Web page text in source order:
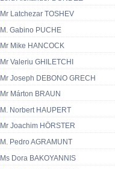
Mr Latchezar TOSHEV
M. Gabino PUCHE
Mr Mike HANCOCK
Mr Valeriu GHILETCHI
Mr Joseph DEBONO GRECH
Mr Márton BRAUN
M. Norbert HAUPERT
Mr Joachim HÖRSTER
M. Pedro AGRAMUNT
Ms Dora BAKOYANNIS